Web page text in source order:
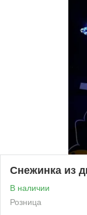
Снежинка из
В наличии
Розница